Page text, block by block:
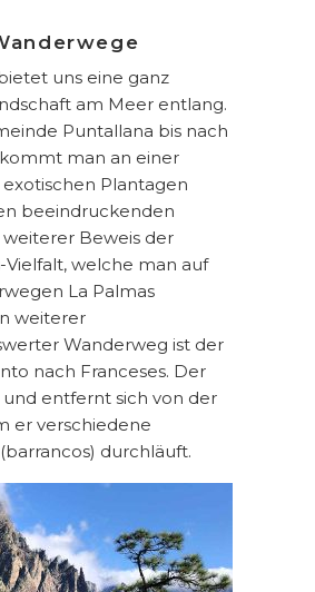
uns eine ganz
am Meer entlang.
Puntallana bis nach
man an einer
exotischen Plantagen
beeindruckenden
weiterer Beweis der
Vielfalt, welche man auf
La Palmas
weiterer
Wanderweg ist der
nach Franceses. Der
entfernt sich von der
er verschiedene
durchläuft.